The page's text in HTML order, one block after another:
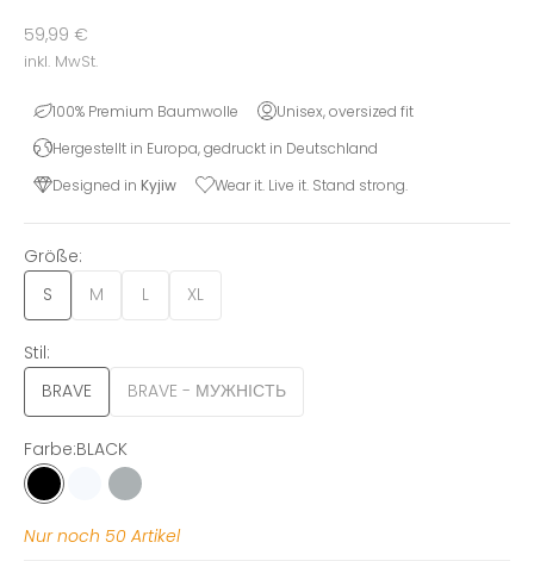
Angebot
59,99 €
inkl. MwSt.
100% Premium Baumwolle
Unisex, oversized fit
Hergestellt in Europa, gedruckt in Deutschland
Designed in Kyjiw Wear it. Live it. Stand strong.
Größe:
S
M L XL
Stil:
BRAVE
BRAVE - МУЖНІСТЬ
Farbe:BLACK
BLACK WHITEGREY
Nur noch 50 Artikel